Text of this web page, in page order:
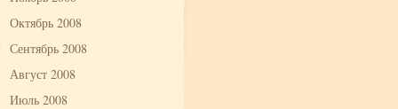
Октябрь 2008
Сентябрь 2008
Август 2008
Июль 2008